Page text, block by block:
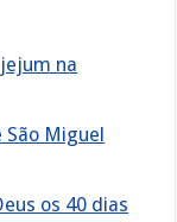
na
Miguel
os 40 dias